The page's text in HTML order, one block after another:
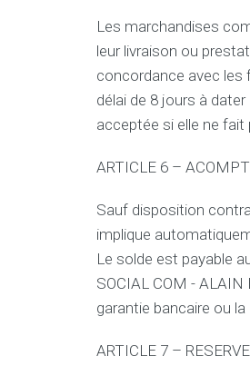
Les marchandises
leur livraison ou
concordance avec les
délai de 8 jours à
acceptée si elle ne fait
ARTICLE 6 –
Sauf disposition
implique
Le solde est payable
SOCIAL COM -
garantie bancaire ou
ARTICLE 7 –